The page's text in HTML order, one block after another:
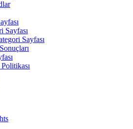
Sayfası
Sayfası